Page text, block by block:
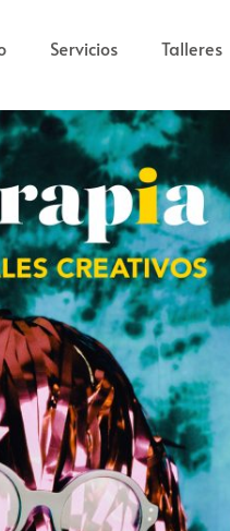
Servicios Talleres